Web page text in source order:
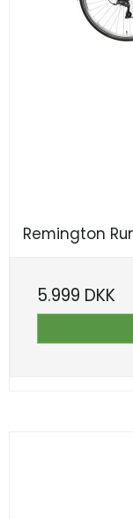
Remington
5.999 DKK